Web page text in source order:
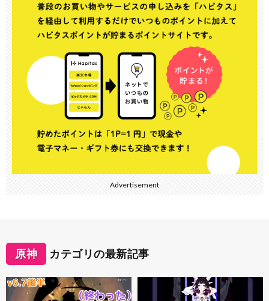
Advertisement
原神 カテゴリの最新記事